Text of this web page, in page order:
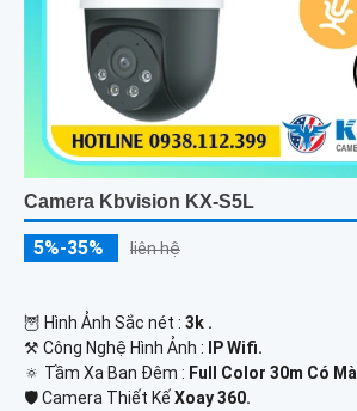
Camera Kbvision KX-S5L
5%-35% liên hệ
🦉 Hình Ảnh Sắc nét : 3k .
⚒ Công Nghệ Hình Ảnh : IP Wifi.
🔅 Tầm Xa Ban Đêm : Full Color 30m Có
🛡 Camera Thiết KếXoay 360.